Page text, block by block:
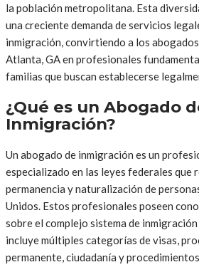
la población metropolitana. Esta
una creciente demanda de servicios
inmigración, convirtiendo a los
Atlanta, GA en profesionales
familias que buscan establecerse
¿Qué es un Abogado
Inmigración?
Un abogado de inmigración es un
especializado en las leyes federales que
permanencia y naturalización de
Unidos. Estos profesionales poseen
sobre el complejo sistema de
incluye múltiples categorías de visas,
permanente, ciudadanía y